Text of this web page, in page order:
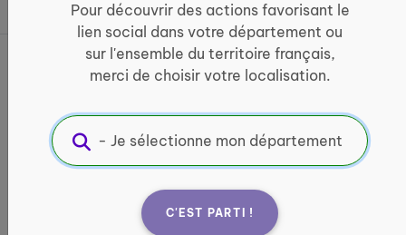
Pour découvrir des actions favorisant le
lien social dans votre département ou
sur l'ensemble du territoire français,
merci de choisir votre localisation.
C'EST PARTI !
Partager sur
France services de Tarare
INFORMATIQUE ET ACCÈS AUX DROITS
Informations pratiques :
lundi : 09:00 - 12:15 mardi : 09:00 - 12:15 / 14:00 -